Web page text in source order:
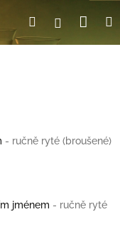
HledatPřihlášení
- ručně ryté (broušené)
jménem - ručně ryté